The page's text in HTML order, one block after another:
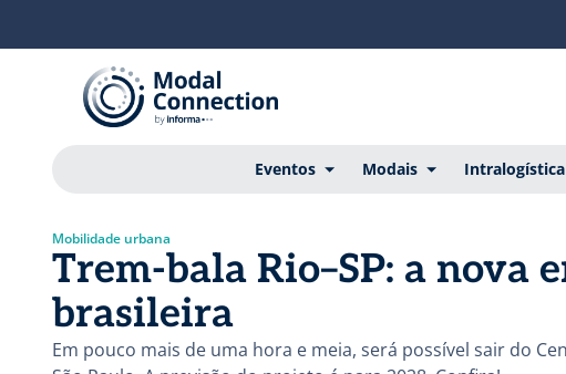
Eventos Modais Intralogística
Mobilidade urbana
Trem-bala Rio–SP: a nova
brasileira
Em pouco mais de uma hora e meia, será possível sair do